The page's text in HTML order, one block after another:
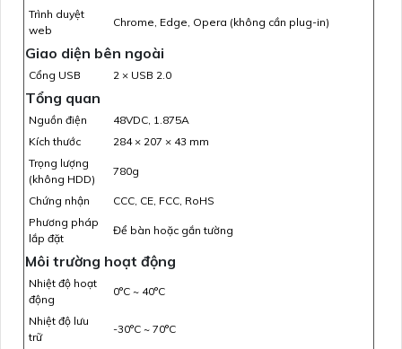
Trình duyệt
web
Chrome, Edge, Opera (không cần plug-in)
Giao diện bên ngoài
Cổng USB 2 × USB 2.0
Tổng quan
Nguồn điện
48VDC, 1.875A
Kích thước
284 × 207 × 43 mm
Trọng lượng
(không HDD)
780g
Chứng nhận
CCC, CE, FCC, RoHS
Phương pháp
lắp đặt
Để bàn hoặc gắn tường
Môi trường hoạt động
Nhiệt độ hoạt
động
0°C ~ 40°C
Nhiệt độ lưu
trữ
-30°C ~ 70°C